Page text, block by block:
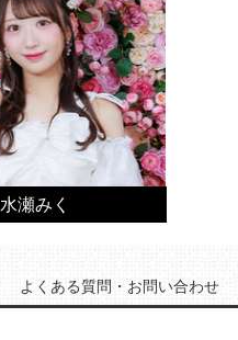
水瀬みく
よくある質問・お問い合わせ